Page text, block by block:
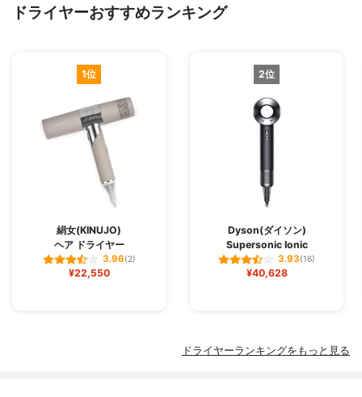
ドライヤーおすすめランキング
1位
絹女(KINUJO)
ヘア ドライヤー
3.96(2)
¥22,550
2位
Dyson(ダイソン)
Supersonic Ionic
3.93(16)
¥40,628
ドライヤーランキングをもっと見る